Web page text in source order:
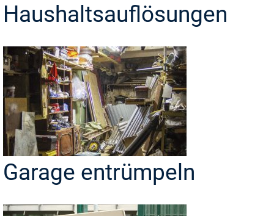
Haushaltsauflösungen
Garage entrümpeln